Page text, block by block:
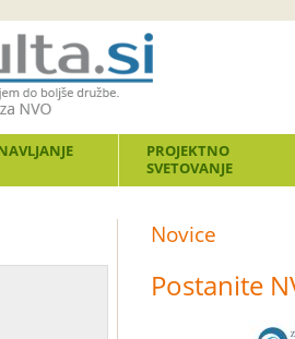
PROJEKTNO
SVETOVANJE
Novice
Postanite